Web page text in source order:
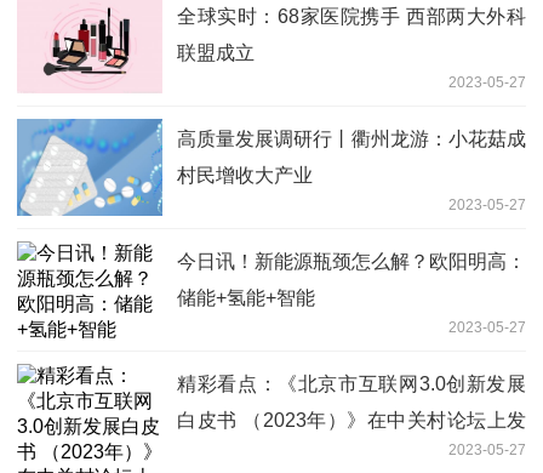
全球实时：68家医院携手 西部两大外科
联盟成立
2023-05-27
高质量发展调研行丨衢州龙游：小花菇成
村民增收大产业
2023-05-27
今日讯！新能源瓶颈怎么解？欧阳明高：
储能+氢能+智能
2023-05-27
精彩看点：《北京市互联网3.0创新发展
白皮书 （2023年）》在中关村论坛上发
2023-05-27